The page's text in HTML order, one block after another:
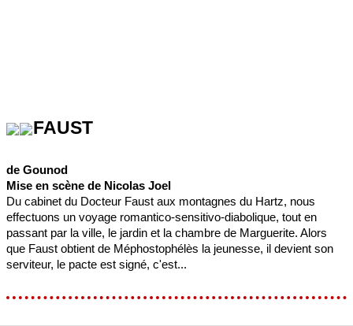
FAUST
de Gounod
Mise en scène de Nicolas Joel
Du cabinet du Docteur Faust aux montagnes du Hartz, nous
effectuons un voyage romantico-sensitivo-diabolique, tout en
passant par la ville, le jardin et la chambre de Marguerite. Alors
que Faust obtient de Méphostophélès la jeunesse, il devient son
serviteur, le pacte est signé, c'est...